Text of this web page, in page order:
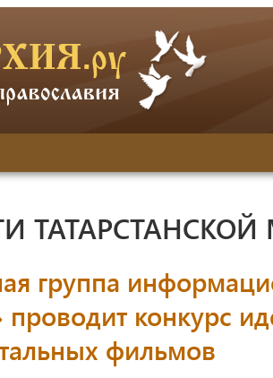
группа
проводит конкурс
фильмов